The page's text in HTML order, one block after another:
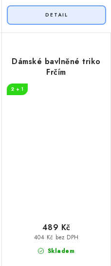
Dámské bavlněné triko
Frčím
2 + 1
Skladem
404 Kč bez DPH
489 Kč